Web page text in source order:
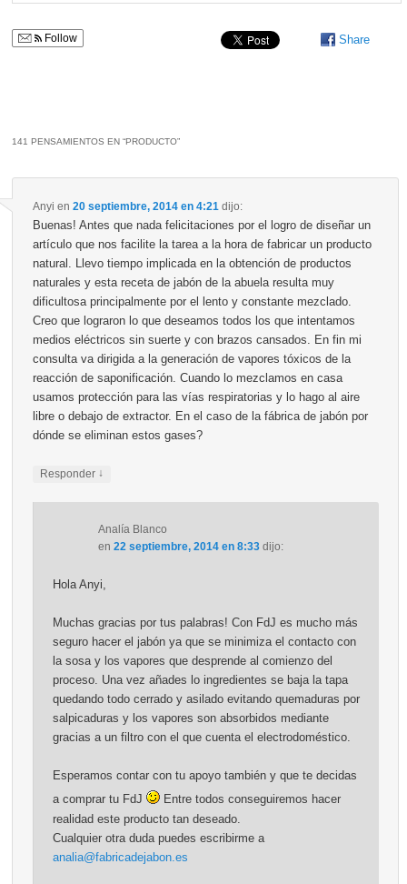
Follow Share
141 PENSAMIENTOS EN “PRODUCTO”
Anyi en 20 septiembre, 2014 en 4:21 dijo:
Buenas! Antes que nada felicitaciones por el logro de diseñar un
artículo que nos facilite la tarea a la hora de fabricar un producto
natural. Llevo tiempo implicada en la obtención de productos
naturales y esta receta de jabón de la abuela resulta muy
dificultosa principalmente por el lento y constante mezclado.
Creo que lograron lo que deseamos todos los que intentamos
medios eléctricos sin suerte y con brazos cansados. En fin mi
consulta va dirigida a la generación de vapores tóxicos de la
reacción de saponificación. Cuando lo mezclamos en casa
usamos protección para las vías respiratorias y lo hago al aire
libre o debajo de extractor. En el caso de la fábrica de jabón por
dónde se eliminan estos gases?
Responder ↓
Analía Blanco
en 22 septiembre, 2014 en 8:33 dijo:
Hola Anyi,
Muchas gracias por tus palabras! Con FdJ es mucho más
seguro hacer el jabón ya que se minimiza el contacto con
la sosa y los vapores que desprende al comienzo del
proceso. Una vez añades lo ingredientes se baja la tapa
quedando todo cerrado y asilado evitando quemaduras por
salpicaduras y los vapores son absorbidos mediante
gracias a un filtro con el que cuenta el electrodoméstico.
Esperamos contar con tu apoyo también y que te decidas
a comprar tu FdJ
Entre todos conseguiremos hacer
realidad este producto tan deseado.
Cualquier otra duda puedes escribirme a
analia@fabricadejabon.es